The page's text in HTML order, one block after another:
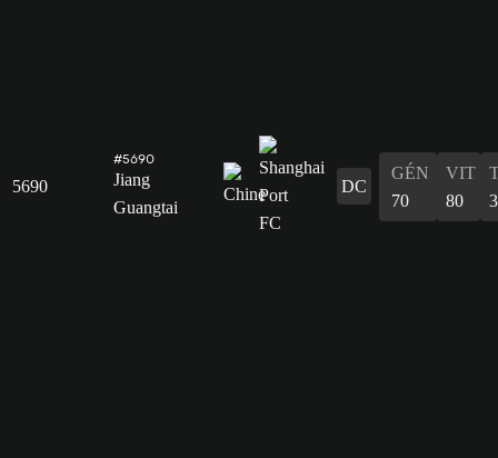
5690
#5690
Jiang
Guangtai
DC
GÉN
70
VIT
80